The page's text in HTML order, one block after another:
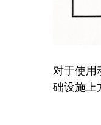
对于使用
础设施上